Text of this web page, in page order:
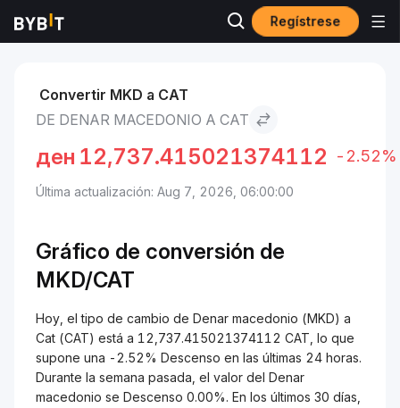
Regístrese
Mercados Denar macedonio to Cat
Convertir MKD a CAT
DE DENAR MACEDONIO A CAT
ден 12,737.415021374112 -2.52%
Última actualización: Aug 7, 2026, 06:00:00
Gráfico de conversión de
MKD/CAT
Hoy, el tipo de cambio de Denar macedonio (MKD) a
Cat (CAT) está a 12,737.415021374112 CAT, lo que
supone una -2.52% Descenso en las últimas 24 horas.
Durante la semana pasada, el valor del Denar
macedonio se Descenso 0.00%. En los últimos 30 días,